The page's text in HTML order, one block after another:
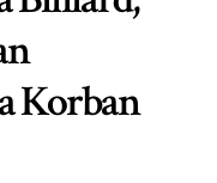
Korban